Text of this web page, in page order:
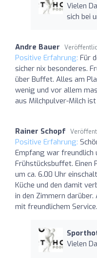
Vielen
sich bei
Andre Bauer
Positive Erfahrung: Für
sicher nix besonderes.
über Buffet. Alles am
wenig und vor allem
aus Milchpulver-Milch
Rainer Schopf
Positive Erfahrung:
Empfang war freundlich
Frühstücksbuffet. Einen
um ca. 6.00 Uhr
Küche und den damit
in den Zimmern
mit freundlichem Service.
Vielen